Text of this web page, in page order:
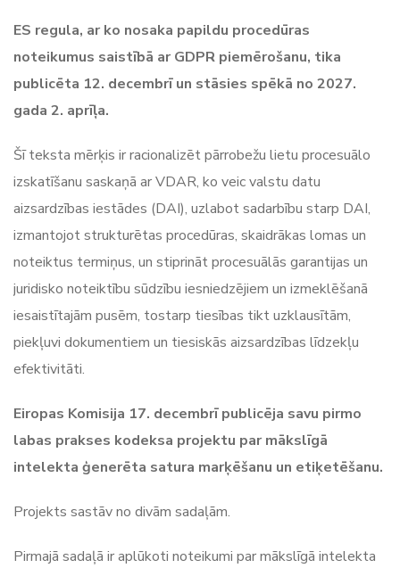
ES regula, ar ko nosaka papildu procedūras
noteikumus saistībā ar GDPR piemērošanu, tika
publicēta 12. decembrī un stāsies spēkā no 2027.
gada 2. aprīļa.
Šī teksta mērķis ir racionalizēt pārrobežu lietu procesuālo
izskatīšanu saskaņā ar VDAR, ko veic valstu datu
aizsardzības iestādes (DAI), uzlabot sadarbību starp DAI,
izmantojot strukturētas procedūras, skaidrākas lomas un
noteiktus termiņus, un stiprināt procesuālās garantijas un
juridisko noteiktību sūdzību iesniedzējiem un izmeklēšanā
iesaistītajām pusēm, tostarp tiesības tikt uzklausītām,
piekļuvi dokumentiem un tiesiskās aizsardzības līdzekļu
efektivitāti.
Eiropas Komisija 17. decembrī publicēja savu pirmo
labas prakses kodeksa projektu par mākslīgā
intelekta ģenerēta satura marķēšanu un etiķetēšanu.
Projekts sastāv no divām sadaļām.
Pirmajā sadaļā ir aplūkoti noteikumi par mākslīgā intelekta